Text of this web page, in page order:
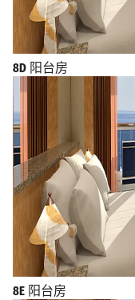
8D 阳台房
8E 阳台房